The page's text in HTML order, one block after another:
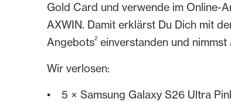
Gold Card und verwende im Online-
AXWIN. Damit erklärst Du Dich mit
Angebots2 einverstanden und
Wir verlosen:
5 × Samsung Galaxy S26 Ultra